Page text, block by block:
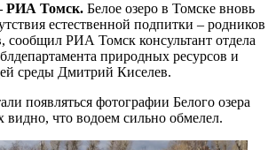
РИА Томск. Белое озеро в Томске вновь
естественной подпитки – родников
сообщил РИА Томск консультант отдела
природных ресурсов и
среды Дмитрий Киселев.
появляться фотографии Белого озера
видно, что водоем сильно обмелел.